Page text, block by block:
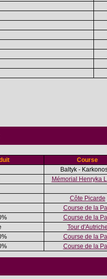
Course
Baltyk -
Mémorial Henryka
Côte Picarde
Course de la
Course de la
Tour d'Autriche
Course de la
Course de la